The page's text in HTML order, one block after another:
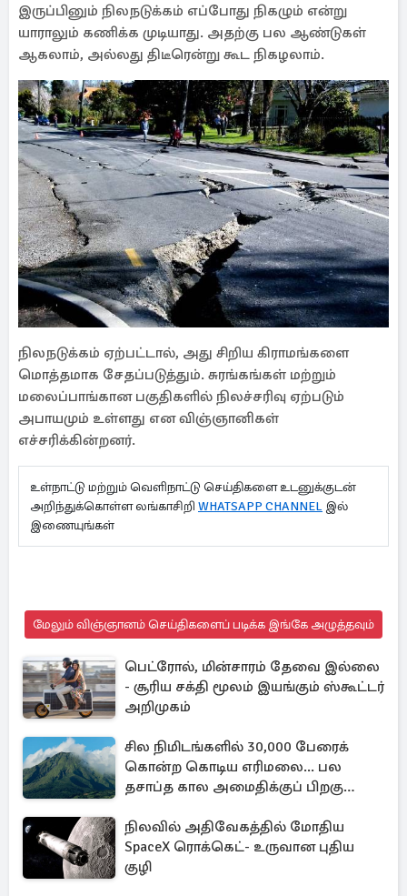
இருப்பினும் நிலநடுக்கம் எப்போது நிகழும் என்று
யாராலும் கணிக்க முடியாது. அதற்கு பல ஆண்டுகள்
ஆகலாம், அல்லது திடீரென்று கூட நிகழலாம்.
நிலநடுக்கம் ஏற்பட்டால், அது சிறிய கிராமங்களை
மொத்தமாக சேதப்படுத்தும். சுரங்கங்கள் மற்றும்
மலைப்பாங்கான பகுதிகளில் நிலச்சரிவு ஏற்படும்
அபாயமும் உள்ளது என விஞ்ஞானிகள்
எச்சரிக்கின்றனர்.
உள்நாட்டு மற்றும் வெளிநாட்டு செய்திகளை உடனுக்குடன்
அறிந்துக்கொள்ள லங்காசிறி WHATSAPP CHANNEL இல்
இணையுங்கள்
மேலும் விஞ்ஞானம் செய்திகளைப் படிக்க இங்கே அழுத்தவும்
பெட்ரோல், மின்சாரம் தேவை இல்லை
- சூரிய சக்தி மூலம் இயங்கும் ஸ்கூட்டர்
அறிமுகம்
சில நிமிடங்களில் 30,000 பேரைக்
கொன்ற கொடிய எரிமலை... பல
தசாப்த கால அமைதிக்குப் பிறகு
நிலவில் அதிவேகத்தில் மோதிய
SpaceX ரொக்கெட்- உருவான புதிய
குழி